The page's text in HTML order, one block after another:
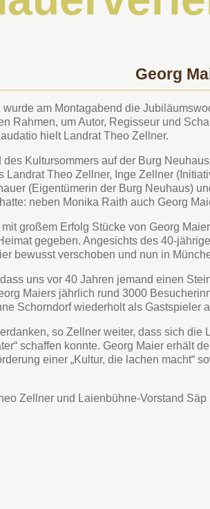
Georg
wurde am Montagabend die
Rahmen, um Autor, Regisseur und
hielt Landrat Theo Zellner.
Kultursommers auf der Burg
Theo Zellner, Inge Zellner
(Eigentümerin der Burg Neuhaus)
neben Monika Raith auch Georg
großem Erfolg Stücke von Georg
gegeben. Angesichts des 40-
bewusst verschoben und nun in
uns vor 40 Jahren jemand einen
Maiers jährlich rund 3000
Schorndorf wiederholt als Gastspieler
so Zellner weiter, dass sich
schaffen konnte. Georg Maier erhält
einer „Kultur, die lachen macht“
Zellner und Laienbühne-Vorstand